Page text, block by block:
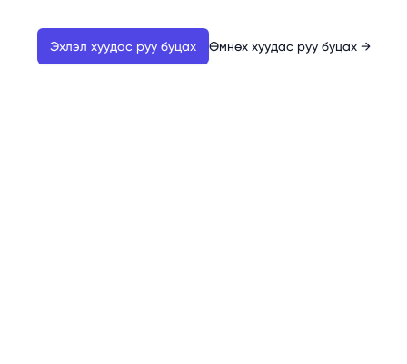
Эхлэл хуудас руу буцах Өмнөх хуудас руу буцах →